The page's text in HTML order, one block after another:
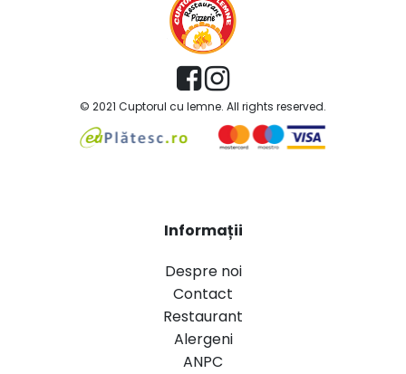
© 2021 Cuptorul cu lemne. All rights reserved.
Informații
Despre noi
Contact
Restaurant
Alergeni
ANPC